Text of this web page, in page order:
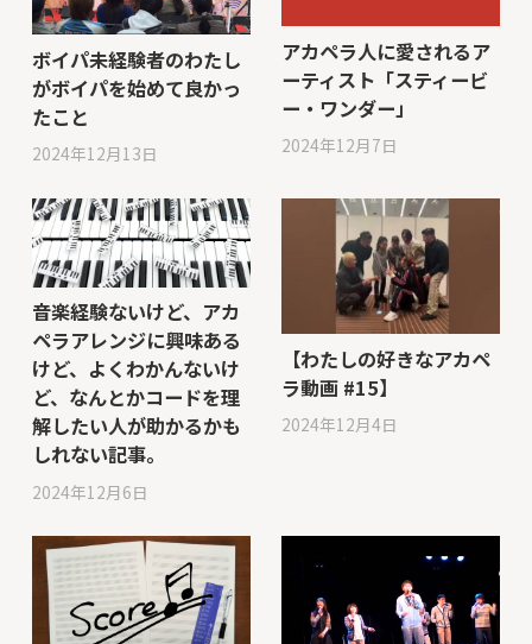
ボイパ未経験者のわたし
がボイパを始めて良かっ
たこと
2024年12月13日
アカペラ人に愛されるア
ーティスト「スティービ
ー・ワンダー」
2024年12月7日
音楽経験ないけど、アカ
ペラアレンジに興味ある
けど、よくわかんないけ
ど、なんとかコードを理
解したい人が助かるかも
しれない記事。
2024年12月6日
【わたしの好きなアカペ
ラ動画 #15】
2024年12月4日